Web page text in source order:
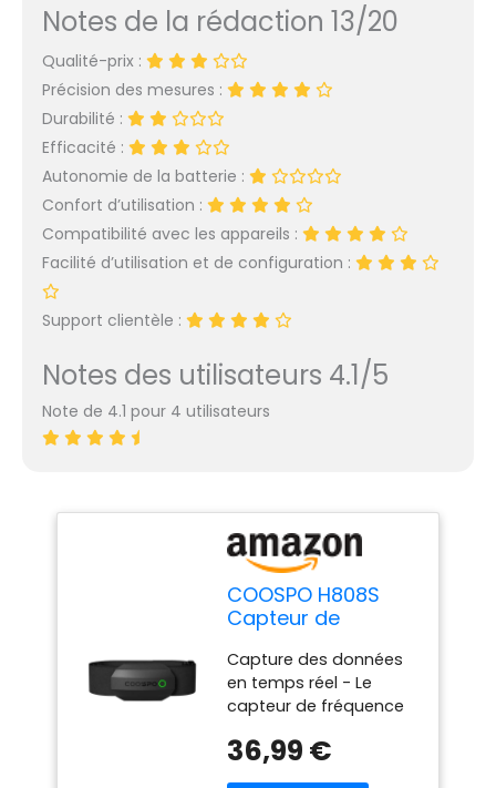
Notes de la rédaction 13/20
Qualité-prix :
Précision des mesures :
Durabilité :
Efficacité :
Autonomie de la batterie :
Confort d’utilisation :
Compatibilité avec les appareils :
Facilité d’utilisation et de configuration :
Support clientèle :
Notes des utilisateurs 4.1/5
Note de 4.1 pour 4 utilisateurs
COOSPO H808S
Capteur de
Cardiaque
Bluetooth5.0 Ant+,
Cardio
Fréquencemètres
ECG/EKG, Étanche
IP67, Compatible
Capture des données
en temps réel - Le
capteur de fréquence
vous aide à suivre et
36,99 €